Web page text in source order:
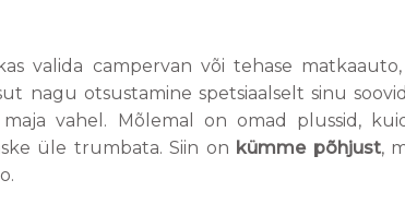
valida campervan või tehase
nagu otsustamine spetsiaalselt sinu
vahel. Mõlemal on omad plussid,
üle trumbata. Siin on kümme põhjust,